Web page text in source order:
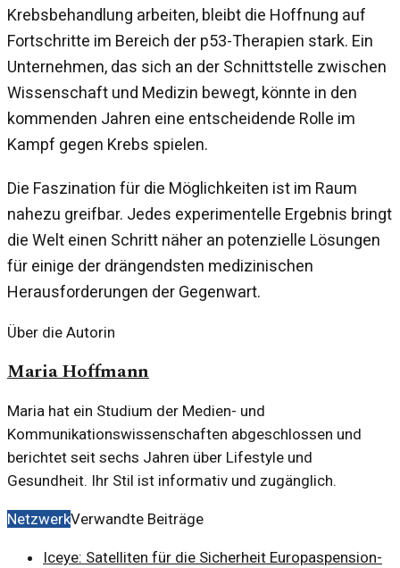
Krebsbehandlung arbeiten, bleibt die Hoffnung auf
Fortschritte im Bereich der p53-Therapien stark. Ein
Unternehmen, das sich an der Schnittstelle zwischen
Wissenschaft und Medizin bewegt, könnte in den
kommenden Jahren eine entscheidende Rolle im
Kampf gegen Krebs spielen.
Die Faszination für die Möglichkeiten ist im Raum
nahezu greifbar. Jedes experimentelle Ergebnis bringt
die Welt einen Schritt näher an potenzielle Lösungen
für einige der drängendsten medizinischen
Herausforderungen der Gegenwart.
Über die Autorin
Maria Hoffmann
Maria hat ein Studium der Medien- und
Kommunikationswissenschaften abgeschlossen und
berichtet seit sechs Jahren über Lifestyle und
Gesundheit. Ihr Stil ist informativ und zugänglich.
NetzwerkVerwandte Beiträge
Iceye: Satelliten für die Sicherheit Europaspension-